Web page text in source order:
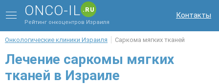
ONCO-IL .RU
Рейтинг онкоцентров Израиля
Контакты
Онкологические клиники Израиля Саркома мягких тканей
Лечение саркомы мягких
тканей в Израиле